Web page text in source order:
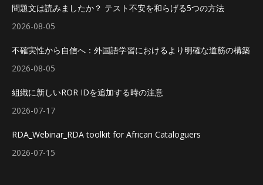
問題文は読みましたか？ テスト不安を和らげる5つの方法
2026-08-05
不確実性から自信へ：外国語学習におけるより明確な道筋の構築
2026-08-05
組織に新しいROR IDを追加する時の注意
2026-07-17
RDA_Webinar_RDA toolkit for African Cataloguers
2026-07-15